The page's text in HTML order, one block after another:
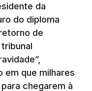
da
do diploma
de
em que milhares
chegarem à